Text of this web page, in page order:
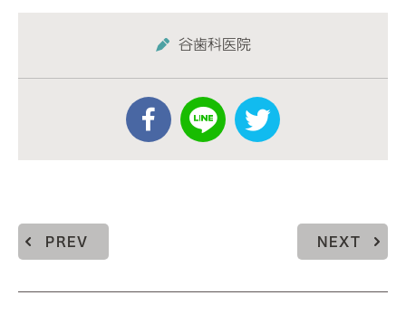
谷歯科医院
PREV NEXT